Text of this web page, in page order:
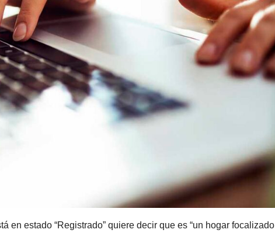
en estado “Registrado” quiere decir que es “un hogar focalizado